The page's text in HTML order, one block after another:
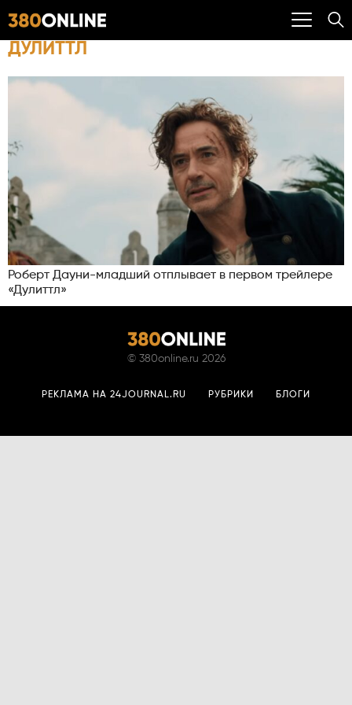
ДУЛИТТЛ
Роберт Дауни-младший отплывает в первом трейлере
«Дулиттл»
© 380online.ru 2026
РЕКЛАМА НА 24JOURNAL.RU РУБРИКИ БЛОГИ